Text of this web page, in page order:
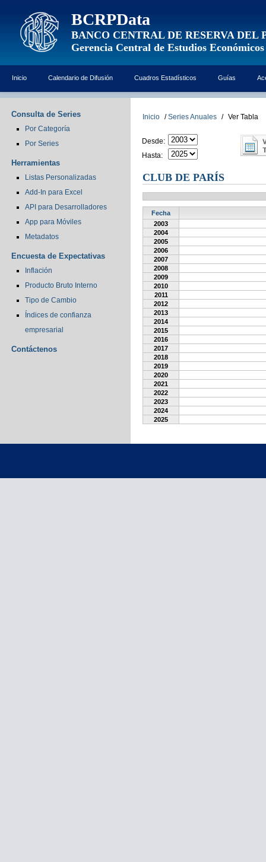
BCRPData
BANCO CENTRAL DE RESERVA DEL
Gerencia Central de Estudios Económicos
Inicio Calendario de Difusión Cuadros Estadísticos Guías
Consulta de Series
Por Categoría
Por Series
Herramientas
Listas Personalizadas
Add-In para Excel
API para Desarrolladores
App para Móviles
Metadatos
Encuesta de Expectativas
Inflación
Producto Bruto Interno
Tipo de Cambio
Índices de confianza
empresarial
Contáctenos
Inicio / Series Anuales / Ver Tabla
Desde:
Hasta:
CLUB DE PARÍS
Fecha
2003
2004
2005
2006
2007
2008
2009
2010
2011
2012
2013
2014
2015
2016
2017
2018
2019
2020
2021
2022
2023
2024
2025